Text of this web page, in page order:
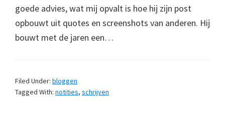
goede advies, wat mij opvalt is hoe hij zijn post
opbouwt uit quotes en screenshots van anderen. Hij
bouwt met de jaren een…
Filed Under: bloggen
Tagged With: notities, schrijven